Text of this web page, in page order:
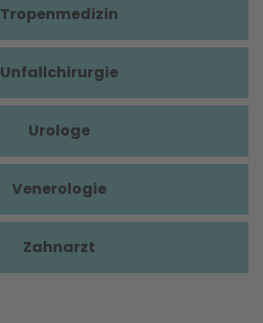
Tropenmedizin
Unfallchirurgie
Urologe
Venerologie
Zahnarzt